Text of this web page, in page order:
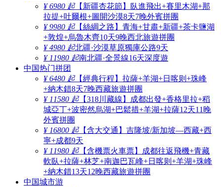
¥ 6980 起【新疆杏花節】臥進飛出+賽里木湖+那
拉提+吐爾根+圖開沙漠8天7晚外賓拼團
¥ 9980 起【絲綢之路】青海+甘肅+新疆+茶卡鹽湖
+敦煌+烏魯木齊10天9晚西北旅遊拼團
¥ 4980 起北疆·沙漠草原獨庫公路9天
¥ 11980 起南北疆·全景線16天深度遊
中国热门拼团
¥ 6480 起【經典行程】拉薩+羊湖+日喀则+珠峰
+納木錯8天7晚西藏旅遊拼團
¥ 11580 起【318川藏線】成都出發+香格里拉+稻
城亞丁+波密然烏湖+巴鬆措+羊湖+拉薩12天11晚
外賓拼團
¥ 16800 起【含大交通】吉隆坡/新加坡—西藏+西
寧+成都9天
¥ 11980 起【含機票火車票】成都往返飛機+青藏
軟臥+拉薩+林芝+南迦巴瓦峰+日喀则+羊湖+珠峰
+納木錯13天12晚西藏旅遊拼團
中国城市游